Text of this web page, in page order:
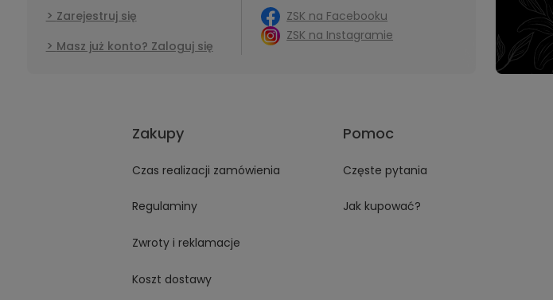
Zarejestruj się
Masz już konto? Zaloguj się
ZSK na Facebooku
ZSK na Instagramie
Zakupy
Czas realizacji zamówienia
Regulaminy
Zwroty i reklamacje
Koszt dostawy
Pomoc
Częste pytania
Jak kupować?